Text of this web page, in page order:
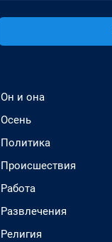
Он и она
Осень
Политика
Происшествия
Работа
Развлечения
Религия